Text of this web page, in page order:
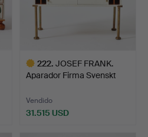
222. JOSEF FRANK.
Aparador Firma Svenskt
Vendido
31.515 USD